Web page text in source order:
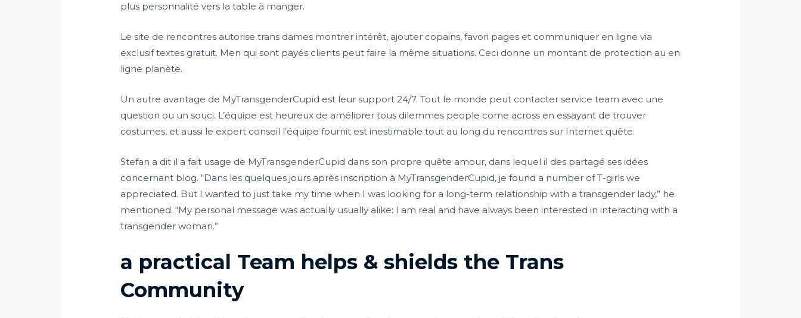
plus personnalité vers la table à manger.
Le site de rencontres autorise trans dames montrer intérêt, ajouter copains, favori pages et communiquer en ligne via
exclusif textes gratuit. Men qui sont payés clients peut faire la même situations. Ceci donne un montant de protection au en
ligne planète.
Un autre avantage de MyTransgenderCupid est leur support 24/7. Tout le monde peut contacter service team avec une
question ou un souci. L’équipe est heureux de améliorer tous dilemmes people come across en essayant de trouver
costumes, et aussi le expert conseil l’équipe fournit est inestimable tout au long du rencontres sur Internet quête.
Stefan a dit il a fait usage de MyTransgenderCupid dans son propre quête amour, dans lequel il des partagé ses idées
concernant blog. “Dans les quelques jours après inscription à MyTransgenderCupid, je found a number of T-girls we
appreciated. But I wanted to just take my time when I was looking for a long-term relationship with a transgender lady,” he
mentioned. “My personal message was actually usually alike: I am real and have always been interested in interacting with a
transgender woman.”
a practical Team helps & shields the Trans
Community